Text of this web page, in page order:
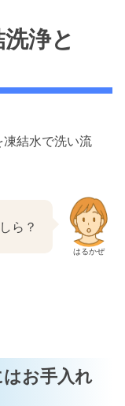
？
とデメリット
方が重要
は？
グ業者に頼む
浄と
凍結水で洗い流
はるかぜ
ら？
お手入れ